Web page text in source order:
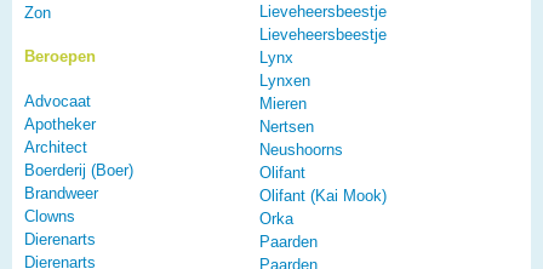
Zon
Beroepen
Advocaat
Apotheker
Architect
Boerderij (Boer)
Brandweer
Clowns
Dierenarts
Dierenarts
Lieveheersbeestje
Lieveheersbeestje
Lynx
Lynxen
Mieren
Nertsen
Neushoorns
Olifant
Olifant (Kai Mook)
Orka
Paarden
Paarden